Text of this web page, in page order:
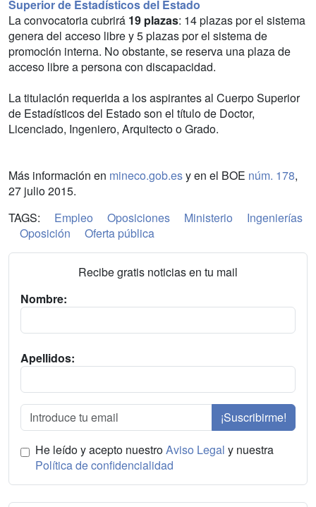
Superior de Estadísticos del Estado
La convocatoria cubrirá 19 plazas: 14 plazas por el sistema
genera del acceso libre y 5 plazas por el sistema de
promoción interna. No obstante, se reserva una plaza de
acceso libre a persona con discapacidad.
La titulación requerida a los aspirantes al Cuerpo Superior
de Estadísticos del Estado son el título de Doctor,
Licenciado, Ingeniero, Arquitecto o Grado.
Más información en mineco.gob.esy en el BOE núm. 178,
27 julio 2015.
TAGS:
Empleo Oposiciones Ministerio
Ingenierías
Oposición
Oferta pública
Recibe gratis noticias en tu mail
Nombre:
Apellidos:
¡Suscribirme!
He leído y acepto nuestroAviso Legal y nuestra
Política de confidencialidad